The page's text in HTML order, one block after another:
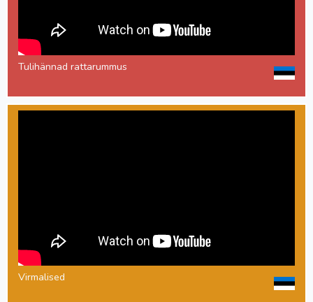
Tulihännad rattarummus
Virmalised